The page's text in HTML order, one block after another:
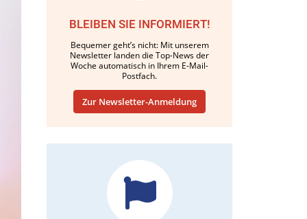
BLEIBEN SIE INFORMIERT!
Bequemer geht’s nicht: Mit unserem
Newsletter landen die Top-News der
Woche automatisch in Ihrem E-Mail-
Postfach.
Zur Newsletter-Anmeldung